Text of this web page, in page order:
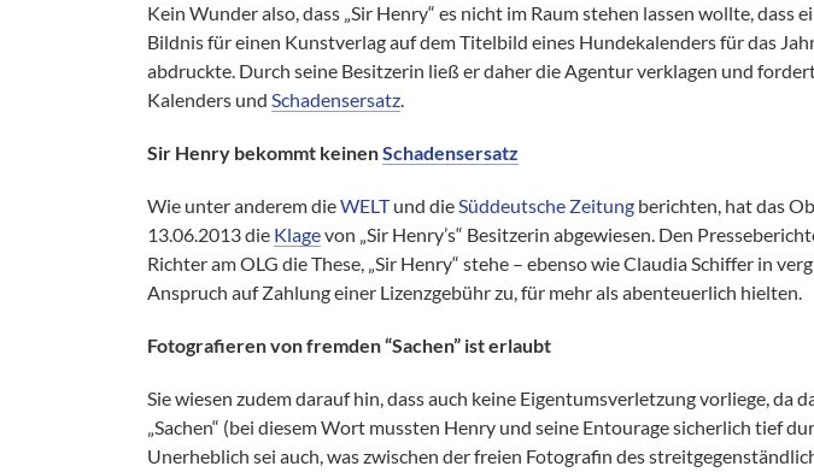
Kein Wunder also, dass „Sir Henry“ es nicht im Raum stehen lassen wollte,
Bildnis für einen Kunstverlag auf dem Titelbild eines Hundekalenders für das
abdruckte. Durch seine Besitzerin ließ er daher die Agentur verklagen und
Kalenders undSchadensersatz.
Sir Henry bekommt keinenSchadensersatz
Wie unter anderem dieWELTund dieSüddeutsche Zeitung berichten, hat das
13.06.2013 die Klagevon „Sir Henry’s“ Besitzerin abgewiesen. Den
Richter am OLG die These, „Sir Henry“ stehe – ebenso wie Claudia Schiffer in
Anspruch auf Zahlung einer Lizenzgebühr zu, für mehr als abenteuerlich hielten.
Fotografieren von fremden “Sachen” ist erlaubt
Sie wiesen zudem darauf hin, dass auch keine Eigentumsverletzung vorliege, da
„Sachen“ (bei diesem Wort mussten Henry und seine Entourage sicherlich tief
Unerheblich sei auch, was zwischen der freien Fotografin des